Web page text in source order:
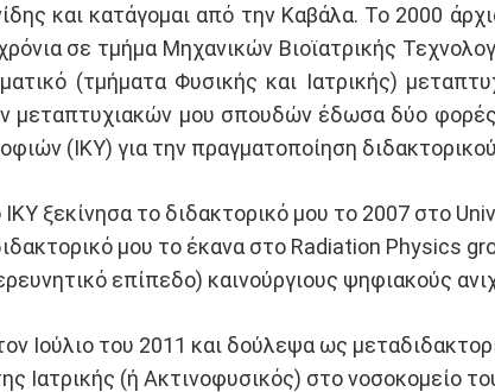
και κατάγομαι από την Καβάλα. Το 2000
σε τμήμα Μηχανικών Βιοϊατρικής
(τμήματα Φυσικής και Ιατρικής)
μεταπτυχιακών μου σπουδών έδωσα δύο
(ΙΚΥ) για την πραγματοποίηση
ξεκίνησα το διδακτορικό μου το 2007 στο
μου το έκανα στο Radiation Physics
επίπεδο) καινούργιους ψηφιακούς
Ιούλιο του 2011 και δούλεψα ως
Ιατρικής (ή Ακτινοφυσικός) στο νοσοκομείο